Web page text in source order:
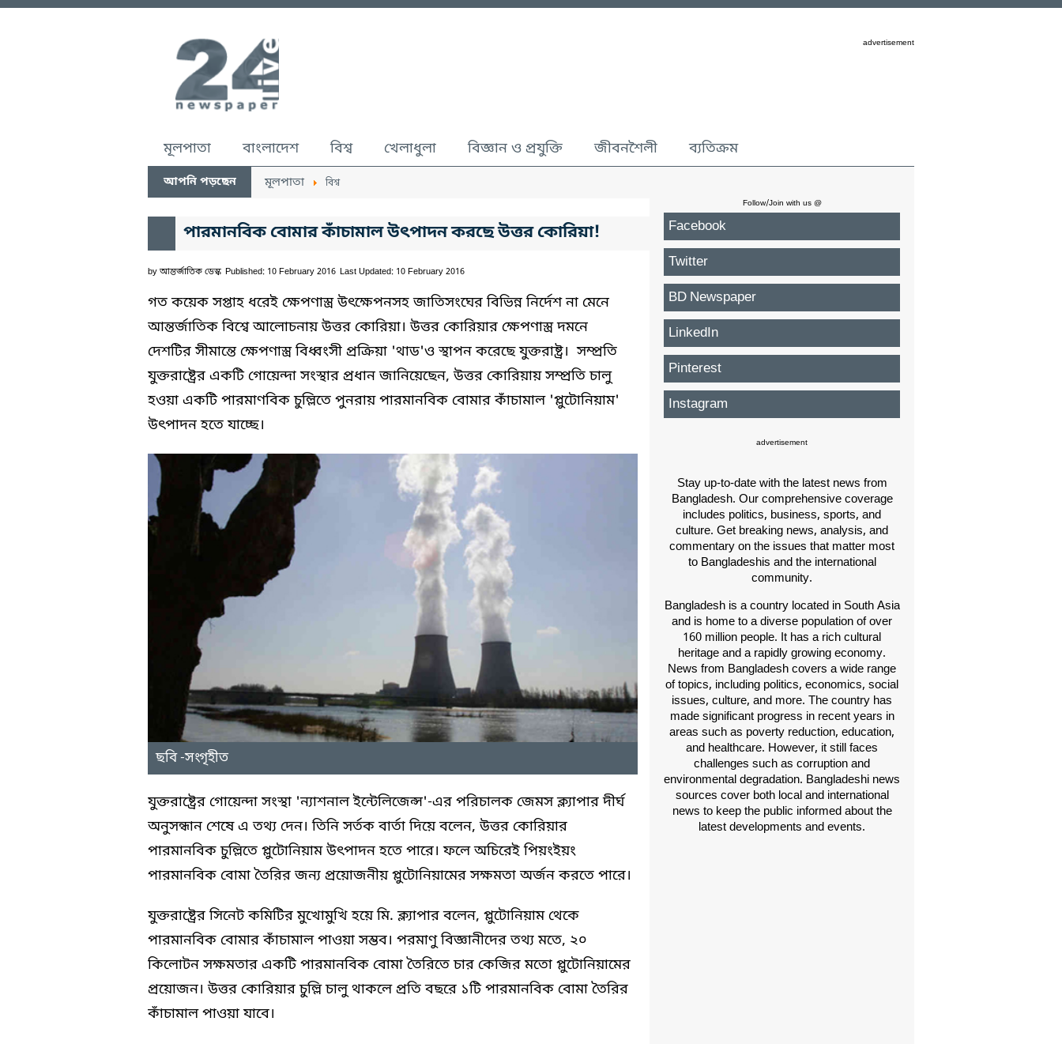
advertisement
মূলপাতা বাংলাদেশ বিশ্ব খেলাধুলা বিজ্ঞান ও প্রযুক্তি জীবনশৈলী ব্যতিক্রম
আপনি পড়ছেন মূলপাতা বিশ্ব
পারমানবিক বোমার কাঁচামাল উৎপাদন করছে উত্তর কোরিয়া!
by আন্তর্জাতিক ডেস্ক Published: 10 February 2016 Last Updated: 10 February 2016
গত কয়েক সপ্তাহ ধরেই ক্ষেপণাস্ত্র উৎক্ষেপনসহ জাতিসংঘের বিভিন্ন নির্দেশ না মেনে
আন্তর্জাতিক বিশ্বে আলোচনায় উত্তর কোরিয়া। উত্তর কোরিয়ার ক্ষেপণাস্ত্র দমনে
দেশটির সীমান্তে ক্ষেপণাস্ত্র বিধ্বংসী প্রক্রিয়া 'থাড'ও স্থাপন করেছে যুক্তরাষ্ট্র। সম্প্রতি
যুক্তরাষ্ট্রের একটি গোয়েন্দা সংস্থার প্রধান জানিয়েছেন, উত্তর কোরিয়ায় সম্প্রতি চালু
হওয়া একটি পারমাণবিক চুল্লিতে পুনরায় পারমানবিক বোমার কাঁচামাল 'প্লুটোনিয়াম'
উৎপাদন হতে যাচ্ছে।
ছবি -সংগৃহীত
যুক্তরাষ্ট্রের গোয়েন্দা সংস্থা 'ন্যাশনাল ইন্টেলিজেন্স'-এর পরিচালক জেমস ক্ল্যাপার দীর্ঘ
অনুসন্ধান শেষে এ তথ্য দেন। তিনি সর্তক বার্তা দিয়ে বলেন, উত্তর কোরিয়ার
পারমানবিক চুল্লিতে প্লুটোনিয়াম উৎপাদন হতে পারে। ফলে অচিরেই পিয়ংইয়ং
পারমানবিক বোমা তৈরির জন্য প্রয়োজনীয় প্লুটোনিয়ামের সক্ষমতা অর্জন করতে পারে।
যুক্তরাষ্ট্রের সিনেট কমিটির মুখোমুখি হয়ে মি. ক্ল্যাপার বলেন, প্লুটোনিয়াম থেকে
পারমানবিক বোমার কাঁচামাল পাওয়া সম্ভব। পরমাণু বিজ্ঞানীদের তথ্য মতে, ২০
কিলোটন সক্ষমতার একটি পারমানবিক বোমা তৈরিতে চার কেজির মতো প্লুটোনিয়ামের
প্রয়োজন। উত্তর কোরিয়ার চুল্লি চালু থাকলে প্রতি বছরে ১টি পারমানবিক বোমা তৈরির
কাঁচামাল পাওয়া যাবে।
Follow/Join with us @
Facebook
Twitter
BD Newspaper
LinkedIn
Pinterest
Instagram
advertisement
Stay up-to-date with the latest news from
Bangladesh. Our comprehensive coverage
includes politics, business, sports, and
culture. Get breaking news, analysis, and
commentary on the issues that matter most
to Bangladeshis and the international
community.
Bangladesh is a country located in South Asia
and is home to a diverse population of over
160 million people. It has a rich cultural
heritage and a rapidly growing economy.
News from Bangladesh covers a wide range
of topics, including politics, economics, social
issues, culture, and more. The country has
made significant progress in recent years in
areas such as poverty reduction, education,
and healthcare. However, it still faces
challenges such as corruption and
environmental degradation. Bangladeshi news
sources cover both local and international
news to keep the public informed about the
latest developments and events.